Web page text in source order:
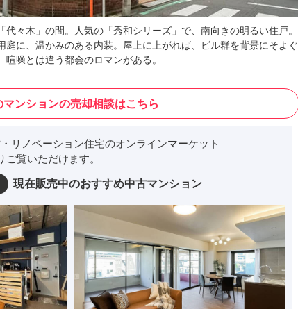
々木」の間。人気の「秀和シリーズ」で、南向きの明るい住戸。
庭に、温かみのある内装。屋上に上がれば、ビル群を背景にそよぐ
噪とは違う都会のロマンがある。
マンションの売却相談はこちら
リノベーション住宅のオンラインマーケット
ご覧いただけます。
現在販売中のおすすめ中古マンション